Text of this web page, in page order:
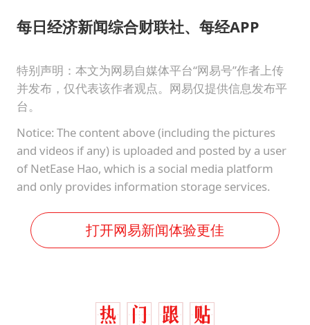
每日经济新闻综合财联社、每经APP
特别声明：本文为网易自媒体平台“网易号”作者上传
并发布，仅代表该作者观点。网易仅提供信息发布平
台。
Notice: The content above (including the pictures
and videos if any) is uploaded and posted by a user
of NetEase Hao, which is a social media platform
and only provides information storage services.
打开网易新闻体验更佳